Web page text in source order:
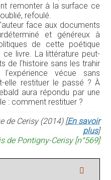
remonter à la surface ce
refoulé.
face aux documents
et généreux à
de cette poétique
livre. La littérature peut-
de l'histoire sans les trahir
vécue sans
elle restituer le passé ? À
aura répondu par une
: comment restituer ?
de Cerisy (2014) [En savoir
plus]
de Pontigny-Cerisy [n°569]